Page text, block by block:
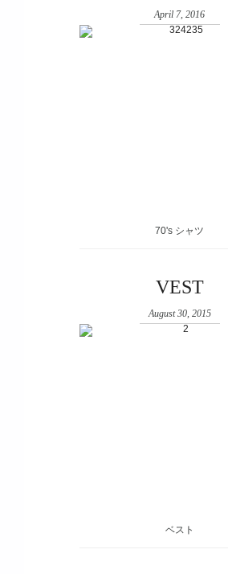
April 7, 2016
70's シャツ
VEST
August 30, 2015
ベスト